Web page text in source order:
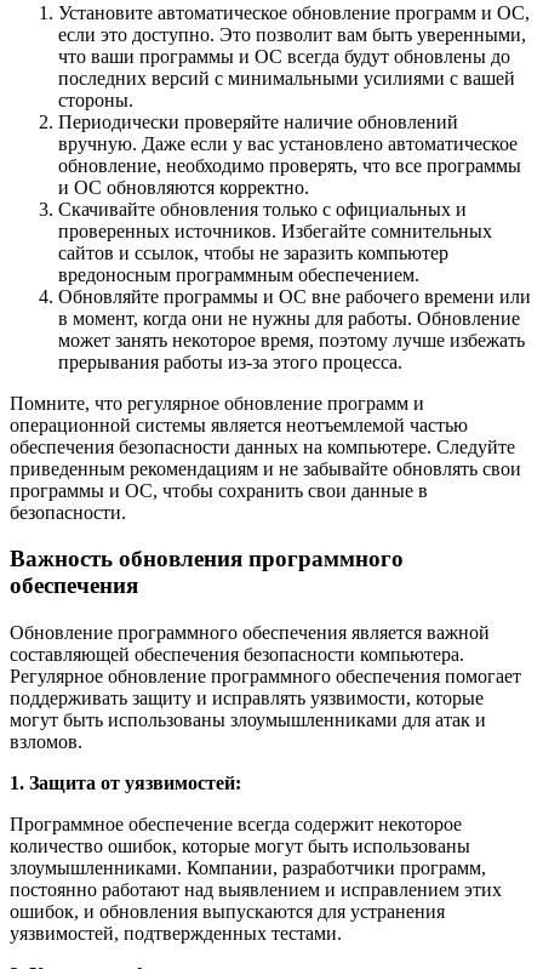
Установите автоматическое обновление программ и ОС,
если это доступно. Это позволит вам быть уверенными,
что ваши программы и ОС всегда будут обновлены до
последних версий с минимальными усилиями с вашей
стороны.
Периодически проверяйте наличие обновлений
вручную. Даже если у вас установлено автоматическое
обновление, необходимо проверять, что все программы
и ОС обновляются корректно.
Скачивайте обновления только с официальных и
проверенных источников. Избегайте сомнительных
сайтов и ссылок, чтобы не заразить компьютер
вредоносным программным обеспечением.
Обновляйте программы и ОС вне рабочего времени или
в момент, когда они не нужны для работы. Обновление
может занять некоторое время, поэтому лучше избежать
прерывания работы из-за этого процесса.
Помните, что регулярное обновление программ и
операционной системы является неотъемлемой частью
обеспечения безопасности данных на компьютере. Следуйте
приведенным рекомендациям и не забывайте обновлять свои
программы и ОС, чтобы сохранить свои данные в
безопасности.
Важность обновления программного
обеспечения
Обновление программного обеспечения является важной
составляющей обеспечения безопасности компьютера.
Регулярное обновление программного обеспечения помогает
поддерживать защиту и исправлять уязвимости, которые
могут быть использованы злоумышленниками для атак и
взломов.
1. Защита от уязвимостей:
Программное обеспечение всегда содержит некоторое
количество ошибок, которые могут быть использованы
злоумышленниками. Компании, разработчики программ,
постоянно работают над выявлением и исправлением этих
ошибок, и обновления выпускаются для устранения
уязвимостей, подтвержденных тестами.